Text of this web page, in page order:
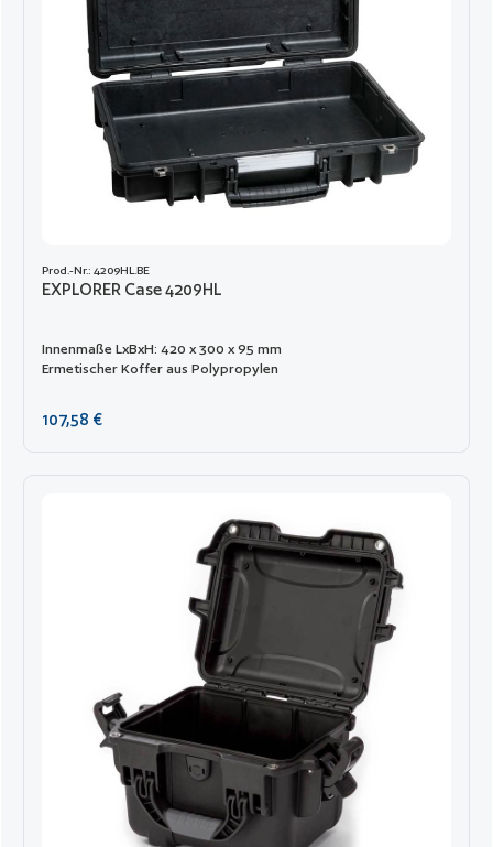
Prod.-Nr.: 4209HL.BE
EXPLORER Case 4209HL
Innenmaße LxBxH: 420 x 300 x 95 mm
Ermetischer Koffer aus Polypropylen
Regulärer Preis:
107,58 €